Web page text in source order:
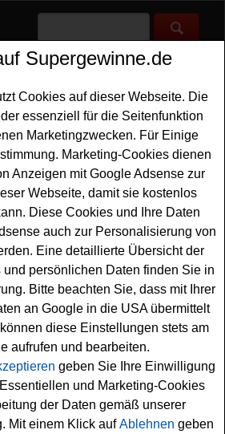
>Sonstige Gewinnspiele
Gewinnspiel -
Grillpaket
House Gewinnspiel für alle Grill-
Bloch House verlost ein
als Hauptgewinn.
zwei Gutscheine im Wert von
Gewinner. Falls Sie sich
sichern möchten, sollten Sie
Gewinnspiel gratis
haben Sie ja Glück? Auf jeden Fall
fest die Daumen!
Supergewinne.de
Cookies auf dieser Webseite. Die
essenziell für die Seitenfunktion
Marketingzwecken. Für Einige
Marketing-Cookies dienen
Anzeigen mit Google Adsense zur
Webseite, damit sie kostenlos
Diese Cookies und Ihre Daten
auch zur Personalisierung von
Eine detaillierte Übersicht der
persönlichen Daten finden Sie in
Bitte beachten Sie, dass mit Ihrer
an Google in die USA übermittelt
diese Einstellungen stets am
aufrufen und bearbeiten.
geben Sie Ihre Einwilligung
und Marketing-Cookies
der Daten gemäß unserer
Mit einem Klick aufAblehnen geben